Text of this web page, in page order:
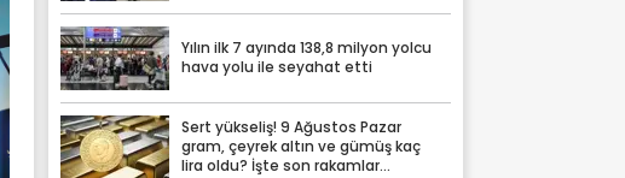
Yılın ilk 7 ayında 138,8 milyon yolcu
hava yolu ile seyahat etti
Sert yükseliş! 9 Ağustos Pazar
gram, çeyrek altın ve gümüş kaç
lira oldu? İşte son rakamlar...